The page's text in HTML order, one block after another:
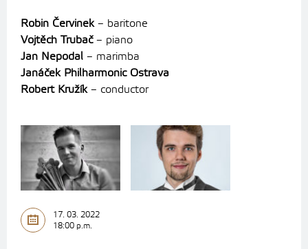
Robin Červinek– baritone
Vojtěch Trubač– piano
Jan Nepodal – marimba
Janáček Philharmonic Ostrava
Robert Kružík– conductor
17. 03. 2022
18:00 p.m.